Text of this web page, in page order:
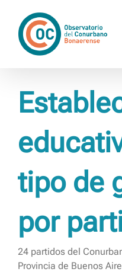
contenido
tipo de
por
24 partidos del
Provincia de Buenos